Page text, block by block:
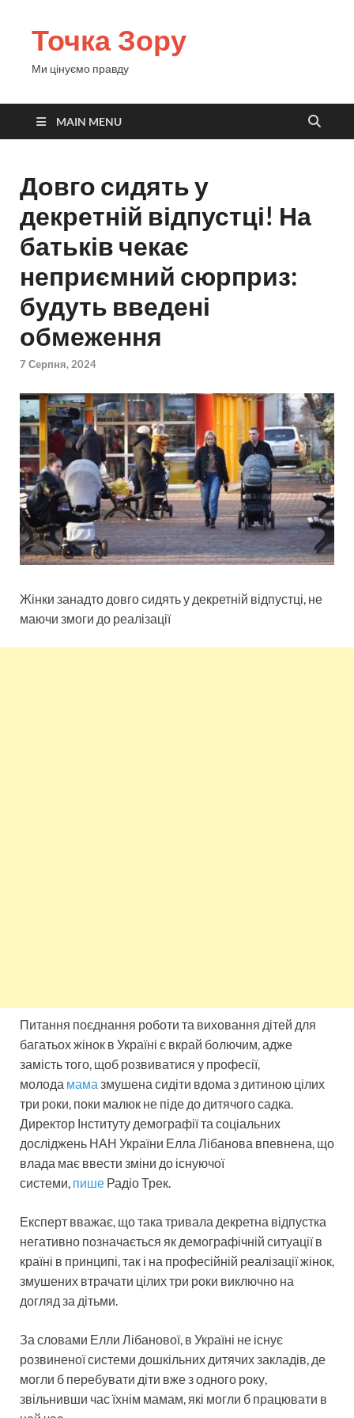
Точка Зору
Ми цінуємо правду
MAIN MENU
Довго сидять у
декретній відпустці! На
батьків чекає
неприємний сюрприз:
будуть введені
обмеження
7 Серпня, 2024
Жінки занадто довго сидять у декретній відпустці, не
маючи змоги до реалізації
Питання поєднання роботи та виховання дітей для
багатьох жінок в Україні є вкрай болючим, адже
замість того, щоб розвиватися у професії,
молода мама змушена сидіти вдома з дитиною цілих
три роки, поки малюк не піде до дитячого садка.
Директор Інституту демографії та соціальних
досліджень НАН України Елла Лібанова впевнена, що
влада має ввести зміни до існуючої
системи, пише Радіо Трек.
Експерт вважає, що така тривала декретна відпустка
негативно позначається як демографічній ситуації в
країні в принципі, так і на професійній реалізації жінок,
змушених втрачати цілих три роки виключно на
догляд за дітьми.
За словами Елли Лібанової, в Україні не існує
розвиненої системи дошкільних дитячих закладів, де
могли б перебувати діти вже з одного року,
звільнивши час їхнім мамам, які могли б працювати в